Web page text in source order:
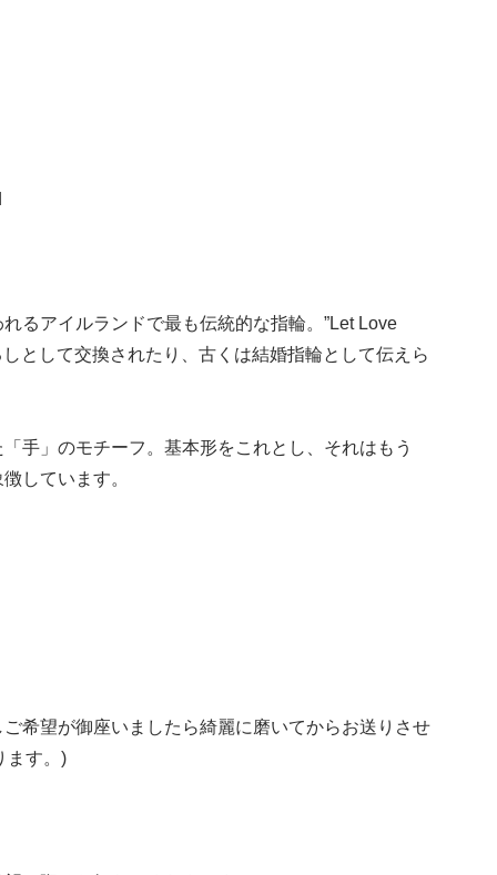
るアイルランドで最も伝統的な指輪。”Let Love
として交換されたり、古くは結婚指輪として伝えら
手」のモチーフ。基本形をこれとし、それはもう
しています。
希望が御座いましたら綺麗に磨いてからお送りさせ
ます。)